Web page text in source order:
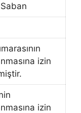
izin
izin